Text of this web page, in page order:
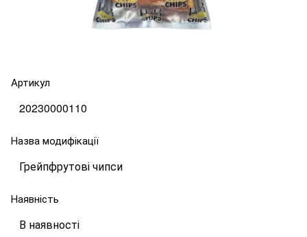
Артикул
20230000110
Назва модифікації
Грейпфрутові чипси
Наявність
В наявності